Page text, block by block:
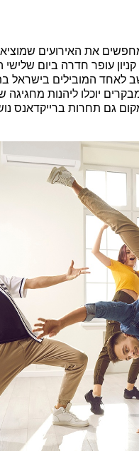
את האירועים
עופר חדרה ביום
לאחד המובילים בישראל
יוכלו ליהנות מחגיגה
גם תחרות ברייקדאנס